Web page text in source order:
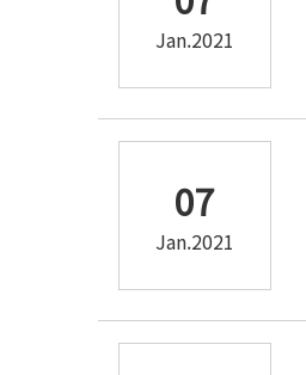
Jan.2021
07
Jan.2021